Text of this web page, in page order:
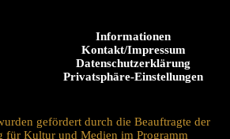
Informationen
Kontakt/Impressum
Datenschutzerklärung
Privatsphäre-Einstellungen
gefördert durch die Beauftragte der
für Kultur und Medien im Programm